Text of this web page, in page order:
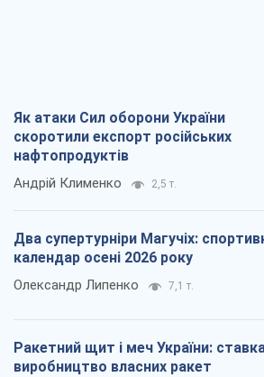
Як атаки Сил оборони України
скоротили експорт російських
нафтопродуктів
Андрій Клименко 2,5 т.
Два супертурніри Магучіх:
календар осені 2026 року
Олександр Липенко 7,1 т.
Ракетний щит і меч України:
виробництво власних ракет